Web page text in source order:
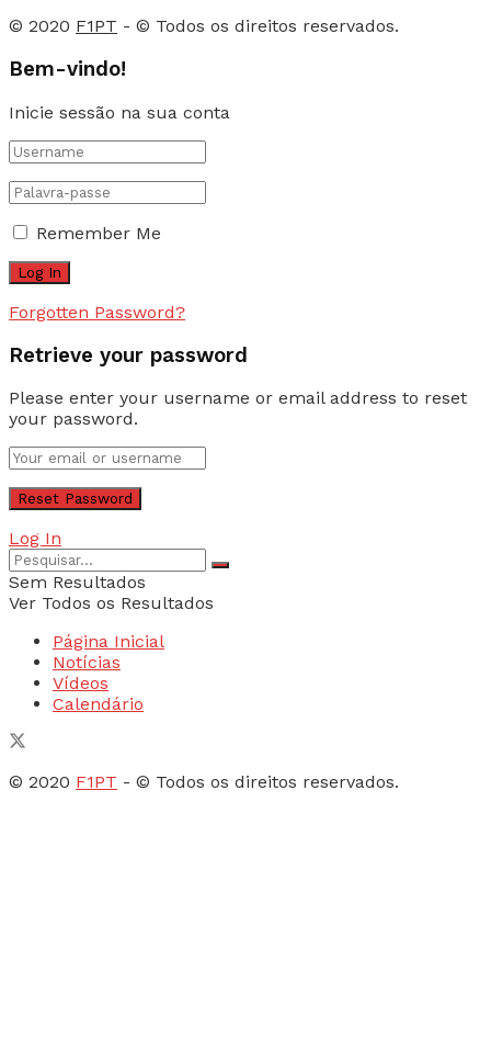
© 2020 F1PT - © Todos os direitos reservados.
Bem-vindo!
Inicie sessão na sua conta
Remember Me
Forgotten Password?
Retrieve your password
Please enter your username or email address to reset
your password.
Log In
Sem Resultados
Ver Todos os Resultados
Página Inicial
Notícias
Vídeos
Calendário
© 2020 F1PT - © Todos os direitos reservados.